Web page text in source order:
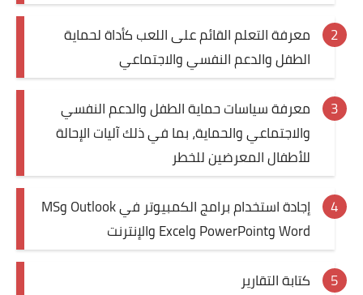
معرفة التعلم القائم على اللعب كأداة لحماية
الطفل والدعم النفسي والاجتماعي
معرفة سياسات حماية الطفل والدعم النفسي
والاجتماعي والحماية، بما في ذلك آليات الإحالة
للأطفال المعرضين للخطر
إجادة استخدام برامج الكمبيوتر في Outlook وMS
Word وPowerPoint وExcel والإنترنت
كتابة التقارير